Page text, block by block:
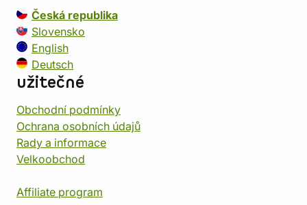
Česká republika
Slovensko
English
Deutsch
užitečné
Obchodní podmínky
Ochrana osobních údajů
Rady a informace
Velkoobchod
Affiliate program